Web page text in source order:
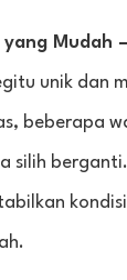
yang Mudah –
unik dan
beberapa
silih